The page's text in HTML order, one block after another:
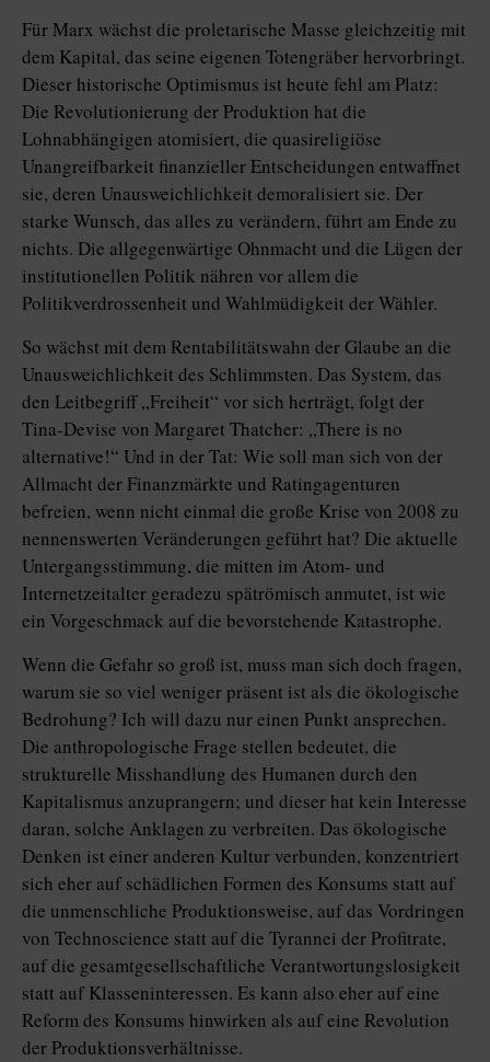
Für Marx wächst die proletarische Masse gleichzeitig mit
dem Kapital, das seine eigenen Totengräber hervorbringt.
Dieser historische Optimismus ist heute fehl am Platz:
Die Revolutionierung der Produktion hat die
Lohnabhängigen atomisiert, die quasireligiöse
Unangreifbarkeit finanzieller Entscheidungen entwaffnet
sie, deren Unausweichlichkeit demoralisiert sie. Der
starke Wunsch, das alles zu verändern, führt am Ende zu
nichts. Die allgegenwärtige Ohnmacht und die Lügen der
institutionellen Politik nähren vor allem die
Politikverdrossenheit und Wahlmüdigkeit der Wähler.
So wächst mit dem Rentabilitätswahn der Glaube an die
Unausweichlichkeit des Schlimmsten. Das System, das
den Leitbegriff „Freiheit“ vor sich herträgt, folgt der
Tina-Devise von Margaret Thatcher: „There is no
alternative!“ Und in der Tat: Wie soll man sich von der
Allmacht der Finanzmärkte und Ratingagenturen
befreien, wenn nicht einmal die große Krise von 2008 zu
nennenswerten Veränderungen geführt hat? Die aktuelle
Untergangsstimmung, die mitten im Atom- und
Internetzeitalter geradezu spätrömisch anmutet, ist wie
ein Vorgeschmack auf die bevorstehende Katastrophe.
Wenn die Gefahr so groß ist, muss man sich doch fragen,
warum sie so viel weniger präsent ist als die ökologische
Bedrohung? Ich will dazu nur einen Punkt ansprechen.
Die anthropologische Frage stellen bedeutet, die
strukturelle Misshandlung des Humanen durch den
Kapitalismus anzuprangern; und dieser hat kein Interesse
daran, solche Anklagen zu verbreiten. Das ökologische
Denken ist einer anderen Kultur verbunden, konzentriert
sich eher auf schädlichen Formen des Konsums statt auf
die unmenschliche Produktionsweise, auf das Vordringen
von Technoscience statt auf die Tyrannei der Profitrate,
auf die gesamtgesellschaftliche Verantwortungslosigkeit
statt auf Klasseninteressen. Es kann also eher auf eine
Reform des Konsums hinwirken als auf eine Revolution
der Produktionsverhältnisse.